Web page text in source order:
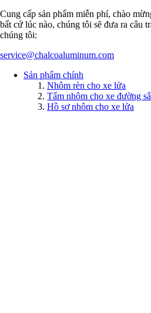
Cung cấp sản phẩm miễn phí, chào
bất cứ lúc nào, chúng tôi sẽ đưa ra câu
chúng tôi:
service@chalcoaluminum.com
Sản phẩm chính
Nhôm rèn cho xe lửa
Tấm nhôm cho xe đường
Hồ sơ nhôm cho xe lửa